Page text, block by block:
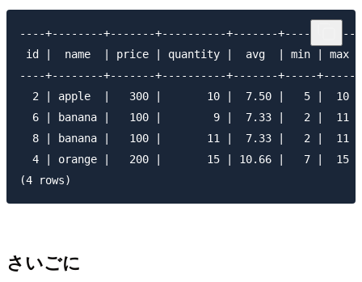
----+--------+-------+----------+-------+-----
id |  name  | price | quantity |  avg  | min | max
----+--------+-------+----------+-------+-----
2 | apple  |   300 |       10 |  7.50 |   5 |  10
6 | banana |   100 |        9 |  7.33 |   2 |  11
8 | banana |   100 |       11 |  7.33 |   2 |  11
4 | orange |   200 |       15 | 10.66 |   7 |  15
さいごに